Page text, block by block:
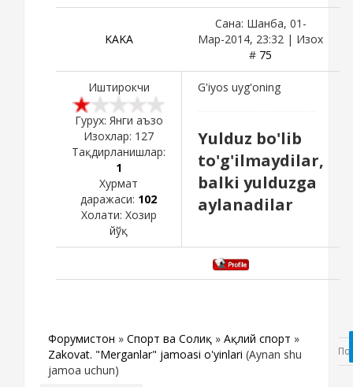
KAKA
Сана: Шанба, 01-
Мар-2014, 23:32 | Изох
# 75
Иштирокчи
Гурух: Янги аъзо
Изохлар: 127
Тақдирланишлар:
1
Хурмат
даражаси: 102
Холати: Хозир
йўқ
G'iyos uyg'oning
Yulduz bo'lib
to'g'ilmaydilar,
balki yulduzga
aylanadilar
Форумистон » Спорт ва Соғлиқ » Ақлий спорт »
Zakovat. "Merganlar" jamoasi o'yinlari (Aynan shu
jamoa uchun)